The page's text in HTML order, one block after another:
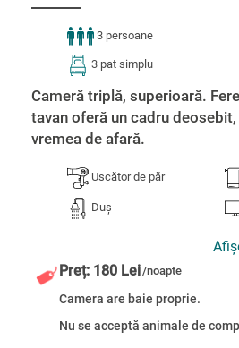
3 persoane
3 pat simplu
Cameră triplă, superioară.
tavan oferă un cadru
vremea de afară.
Uscător de păr
Duș
Preț: 180 Lei/noapte
Camera are baie proprie.
Nu se acceptă animale de